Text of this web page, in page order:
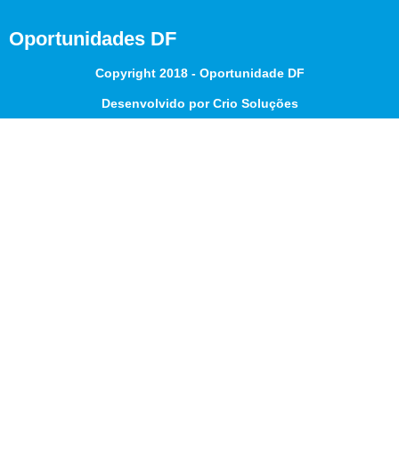
Oportunidades DF
Copyright 2018 - Oportunidade DF
Desenvolvido por Crio Soluções